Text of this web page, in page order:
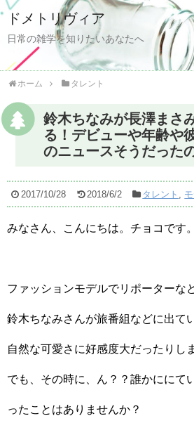
ドメトリヴィア
日常の雑学を知りたいあなたへ
ホーム タレント
鈴木ちなみが長澤まさ
る！デビューや年齢や
のニュースそうだった
2017/10/28 2018/6/2 タレント ,
みなさん、こんにちは。チョコです。
ファッションモデルでリポーターな
鈴木ちなみさんが旅番組などに出て
自然な可愛さに好感度大だったりし
でも、その時に、ん？？誰かににて
ったことはありませんか？